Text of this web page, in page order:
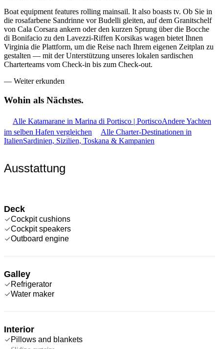
Boat equipment features rolling mainsail. It also boasts tv. Ob Sie in
die rosafarbene Sandrinne vor Budelli gleiten, auf dem Granitschelf
von Cala Corsara ankern oder den kurzen Sprung über die Bocche
di Bonifacio zu den Lavezzi-Riffen Korsikas wagen bietet Ihnen
Virginia die Plattform, um die Reise nach Ihrem eigenen Zeitplan zu
gestalten — mit der Unterstützung unseres lokalen sardischen
Charterteams vom Check-in bis zum Check-out.
— Weiter erkunden
Wohin als Nächstes.
Alle Katamarane in Marina di Portisco | PortiscoAndere Yachten
im selben Hafen vergleichen
Alle Charter-Destinationen in
ItalienSardinien, Sizilien, Toskana & Kampanien
Ausstattung
Deck
Cockpit cushions
Cockpit speakers
Outboard engine
Galley
Refrigerator
Water maker
Interior
Pillows and blankets